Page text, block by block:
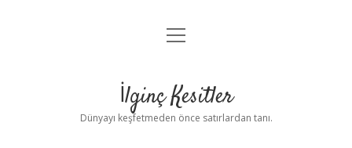
Anasayfa
Yasal Uyarı
menüyü
İlginç Kesitler
Dünyayı keşfetmeden önce satırlardan tanı.